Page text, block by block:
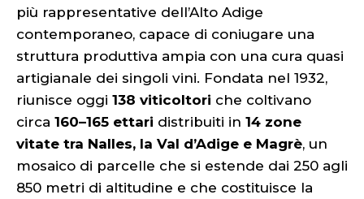
più rappresentative dell’Alto Adige
contemporaneo, capace di coniugare una
struttura produttiva ampia con una cura quasi
artigianale dei singoli vini. Fondata nel 1932,
riunisce oggi 138 viticoltori che coltivano
circa 160–165 ettari distribuiti in 14 zone
vitate tra Nalles, la Val d’Adige e Magrè, un
mosaico di parcelle che si estende dai 250 agli
850 metri di altitudine e che costituisce la